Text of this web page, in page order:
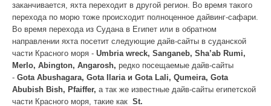
заканчивается, яхта переходит в другой регион. Во время такого
перехода по морю тоже происходит полноценное дайвинг-сафари.
Во время перехода из Судана в Египет или в обратном
направлении яхта посетит следующие дайв-сайты в суданской
части Красного моря - Umbria wreck, Sanganeb, Sha’ab Rumi,
Merlo, Abington, Angarosh, редко посещаемые дайв-сайты
- Gota Abushagara, Gota Ilaria и Gota Lali, Qumeira, Gota
Abubish Bish, Pfaiffer, а так же известные дайв-сайты египетской
части Красного моря, такие как St.